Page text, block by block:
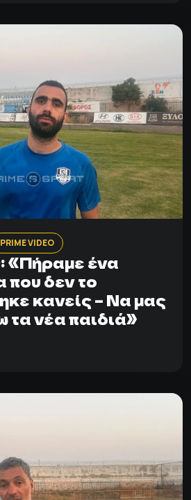
PRIME VIDEO
ένα
δεν το
κανείς – Να μας
τα νέα παιδιά»